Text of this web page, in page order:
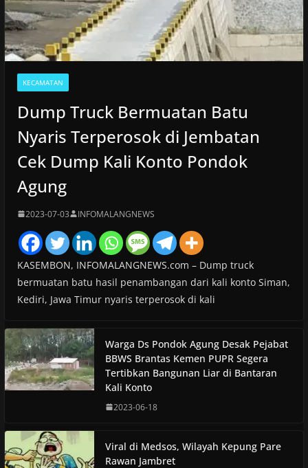
KECAMATAN
Dump Truck Bermuatan Batu
Nyaris Terperosok di Jembatan
Cek Dump Kali Konto Pondok
Agung
2023-07-03 INFOMALANGNEWS
KASEMBON, INFOMALANGNEWS.com – Dump truck
bermuatan batu hasil penambangan dari kali konto Siman,
Kediri, Jawa Timur nyaris terperosok di kali
Warga Ds Pondok Agung Desak Pejabat
BBWS Brantas Kemen PUPR Segera
Tertibkan Bangunan Liar di Bantaran
Kali Konto
2023-06-18
Viral di Medsos, Wilayah Kepung Pare
Rawan Jambret